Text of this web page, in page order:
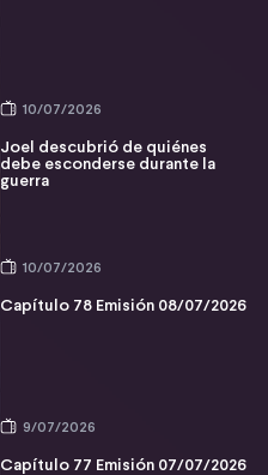
10/07/2026
Joel descubrió de quiénes
debe esconderse durante la
guerra
10/07/2026
Capítulo 78 Emisión 08/07/2026
9/07/2026
Capítulo 77 Emisión 07/07/2026